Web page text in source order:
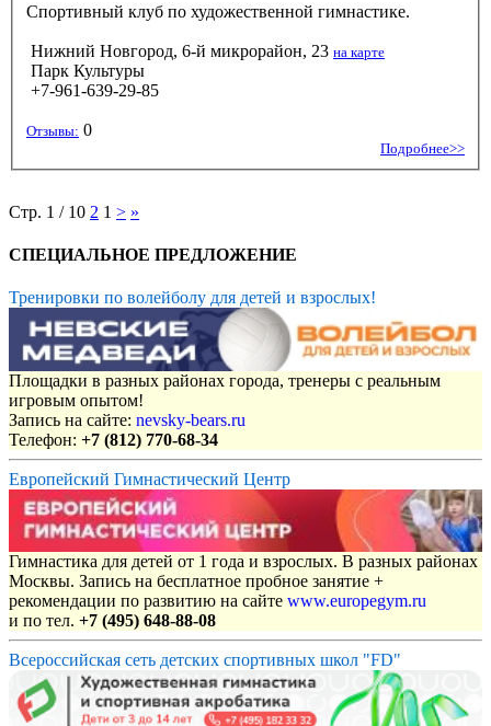
Спортивный клуб по художественной гимнастике.
Нижний Новгород, 6-й микрорайон, 23 на карте
Парк Культуры
+7-961-639-29-85
Отзывы: 0
Подробнее>>
Стр. 1 / 10 2 1 > »
СПЕЦИАЛЬНОЕ ПРЕДЛОЖЕНИЕ
Тренировки по волейболу для детей и взрослых!
Площадки в разных районах города, тренеры с реальным
игровым опытом!
Запись на сайте: nevsky-bears.ru
Телефон: +7 (812) 770-68-34
Европейский Гимнастический Центр
Гимнастика для детей от 1 года и взрослых. В разных районах
Москвы. Запись на бесплатное пробное занятие +
рекомендации по развитию на сайте www.europegym.ru
и по тел. +7 (495) 648-88-08
Всероссийская сеть детских спортивных школ "FD"